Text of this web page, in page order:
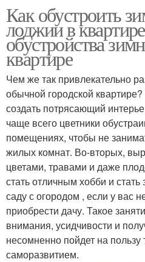
Как обустроить
лоджии в
обустройства
квартире
Чем же так привлекательно
обычной городской
создать потрясающий
чаще всего цветники
помещениях, чтобы не
жилых комнат. Во-вторых,
цветами, травами и даже
стать отличным хобби и
саду с огородом , если у вас
приобрести дачу. Такое
внимания, усидчивости и
несомненно пойдет на
саморазвитием.